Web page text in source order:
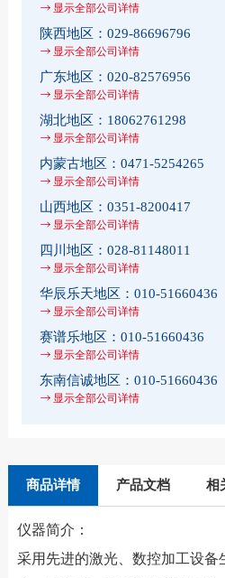
显示全部公司详情
陕西地区： 029-86696796
显示全部公司详情
广东地区： 020-82576956
显示全部公司详情
湖北地区： 18062761298
显示全部公司详情
内蒙古地区： 0471-5254265
显示全部公司详情
山西地区： 0351-8200417
显示全部公司详情
四川地区： 028-81148011
显示全部公司详情
华辰乐天地区： 010-51660436
显示全部公司详情
赛谱乐地区： 010-51660436
显示全部公司详情
东南信诚地区： 010-51660436
显示全部公司详情
商品详情 产品文档 相
仪器简介：
采用先进的激光、数控加工设备